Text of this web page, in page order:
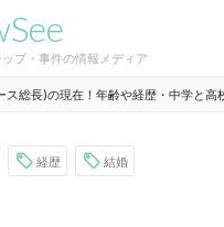
プ・事件の情報メディア
ス総長)の現在！年齢や経歴・中学と
経歴 結婚